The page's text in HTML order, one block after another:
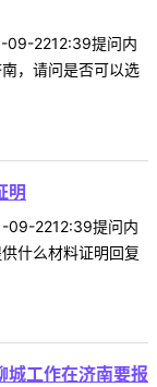
09-2212:39提问内
，请问是否可以选
明
09-2212:39提问内
什么材料证明回复
城工作在济南要报